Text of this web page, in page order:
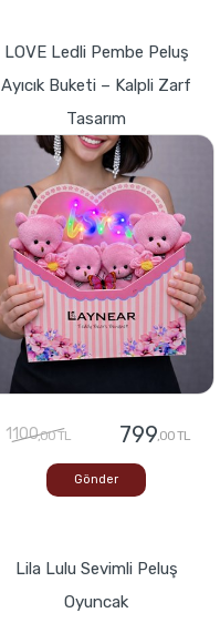
LOVE Ledli Pembe Peluş
Ayıcık Buketi – Kalpli Zarf
Tasarım
1100,00 TL 799,00 TL
Gönder
Lila Lulu Sevimli Peluş
Oyuncak